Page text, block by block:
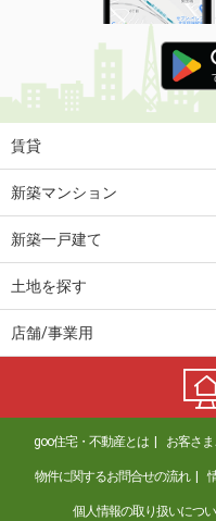
神奈川県相模原市南区上
価 格
住 所
神奈川県足柄上郡松田町
神奈川県横浜市磯子区中
価 格
住 所
間取り
賃貸
新築マンション
新築一戸建て
土地を探す
店舗/事業用
goo住宅・不動産とは お客さ
物件に関するお問合せの流れ
個人情報の取り扱いにつ